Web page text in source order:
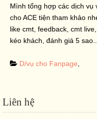
Mình tổng hợp các dịch vụ
cho ACE tiện tham khảo
like cmt, feedback, cmt
kéo khách, đánh giá 5
D/vụ cho Fanpage,
Liên hệ